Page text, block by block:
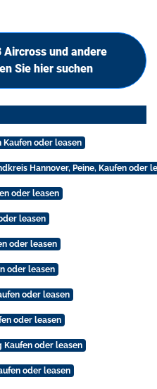
und andere
Sie hier suchen
oder leasen
Hannover, Peine, Kaufen oder
oder leasen
leasen
oder leasen
oder leasen
oder leasen
oder leasen
Kaufen oder leasen
oder leasen